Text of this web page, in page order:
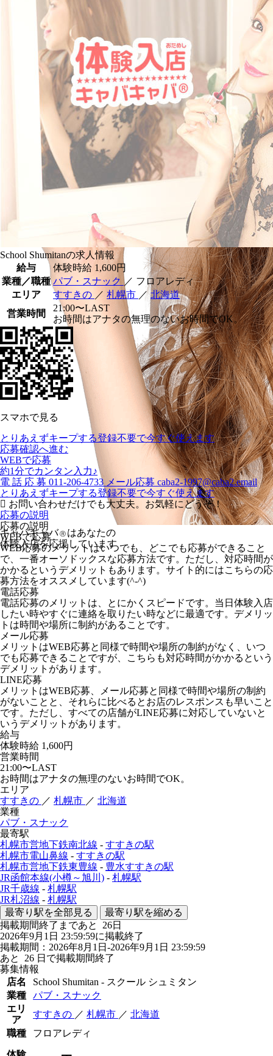
キャバキャバⓇ はあなたの
体験入店を応援しています
School Shumitanの求人情報
給与
体験時給 1,600円
業種／職種 パブ・スナック ／ フロアレディ
エリア
すすきの ／ 札幌市 ／北海道
営業時間
21:00〜LAST
お時間はアナタの無理のないお時間でOK。
スマホで見る
とりあえずキープする登録不要で今すぐ使えます
応募確認へ進む
WEBで応募
約1分でカンタン入力♪
電 話 応 募 011-206-4733 メール応募 caba2-1997@caba2.email
とりあえずキープする登録不要で今すぐ使えます
お問い合わせだけでも大丈夫。お気軽にどうぞ！
応募の説明
応募の説明
WEBで応募
WEB応募のメリットはいつでも、どこでも応募ができること
で、一番オーソドックスな応募方法です。ただし、対応時間が
かかるというデメリットもあります。サイト的にはこちらの応
募方法をオススメしています(^-^)
電話応募
電話応募のメリットは、とにかくスピードです。当日体験入店
したい時やすぐに連絡を取りたい時などに最適です。デメリッ
トは時間や場所に制約があることです。
メール応募
メリットはWEB応募と同様で時間や場所の制約がなく、いつ
でも応募できることですが、こちらも対応時間がかかるという
デメリットがあります。
LINE応募
メリットはWEB応募、メール応募と同様で時間や場所の制約
がないことと、それらに比べるとお店のレスポンスも早いこと
です。ただし、すべての店舗がLINE応募に対応していないと
いうデメリットがあります。
給与
体験時給 1,600円
営業時間
21:00〜LAST
お時間はアナタの無理のないお時間でOK。
エリア
すすきの ／ 札幌市 ／ 北海道
業種
パブ・スナック
最寄駅
札幌市営地下鉄南北線 - すすきの駅
札幌市電山鼻線 - すすきの駅
札幌市営地下鉄東豊線 - 豊水すすきの駅
JR函館本線(小樽～旭川) - 札幌駅
JR千歳線 - 札幌駅
JR札沼線 - 札幌駅
最寄り駅を全部見る
最寄り駅を縮める
掲載期間終了まであと 26日
2026年9月1日 23:59:59に掲載終了
掲載期間：2026年8月1日-2026年9月1日 23:59:59
あと 26 日で掲載期間終了
募集情報
店名
School Shumitan - スクール シュミタン
業種
パブ・スナック
エリ
ア
すすきの ／ 札幌市 ／ 北海道
職種
フロアレディ